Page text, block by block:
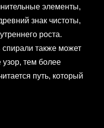
элементы,
знак чистоты,
роста.
спирали также может
тем более
путь, который